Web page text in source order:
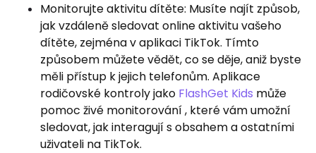
Monitorujte aktivitu dítěte: Musíte najít způsob,
jak vzdáleně sledovat online aktivitu vašeho
dítěte, zejména v aplikaci TikTok. Tímto
způsobem můžete vědět, co se děje, aniž byste
měli přístup k jejich telefonům. Aplikace
rodičovské kontroly jako FlashGet Kids může
pomoc živé monitorování , které vám umožní
sledovat, jak interagují s obsahem a ostatními
uživateli na TikTok.